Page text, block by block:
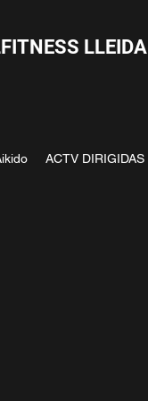
LLEIDA
ACTV DIRIGIDAS